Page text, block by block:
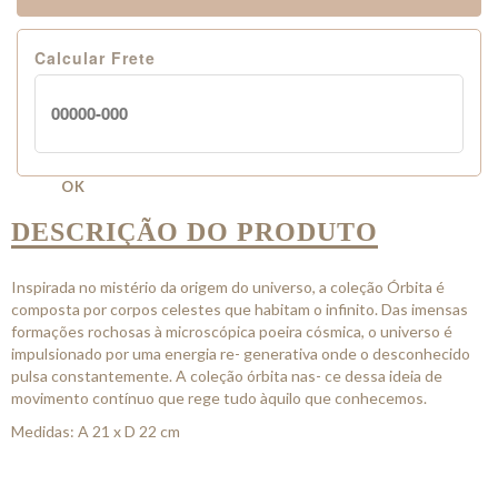
Calcular Frete
OK
DESCRIÇÃO DO PRODUTO
Inspirada no mistério da origem do universo, a coleção Órbita é
composta por corpos celestes que habitam o infinito. Das imensas
formações rochosas à microscópica poeira cósmica, o universo é
impulsionado por uma energia re- generativa onde o desconhecido
pulsa constantemente. A coleção órbita nas- ce dessa ideia de
movimento contínuo que rege tudo àquilo que conhecemos.
Medidas: A 21 x D 22 cm